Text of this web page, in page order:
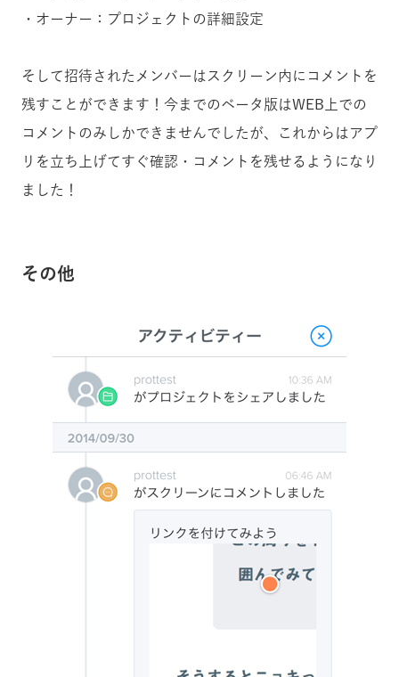
・オーナー：プロジェクトの詳細設定
そして招待されたメンバーはスクリーン内にコメントを
残すことができます！今までのベータ版はWEB上での
コメントのみしかできませんでしたが、これからはアプ
リを立ち上げてすぐ確認・コメントを残せるようになり
ました！
その他